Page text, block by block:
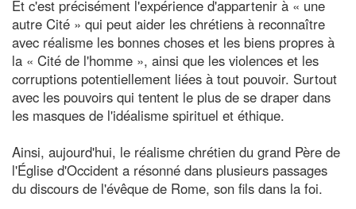
Et c'est précisément l'expérience d'appartenir à « une
autre Cité » qui peut aider les chrétiens à reconnaître
avec réalisme les bonnes choses et les biens propres à
la « Cité de l'homme », ainsi que les violences et les
corruptions potentiellement liées à tout pouvoir. Surtout
avec les pouvoirs qui tentent le plus de se draper dans
les masques de l'idéalisme spirituel et éthique.
Ainsi, aujourd'hui, le réalisme chrétien du grand Père de
l'Église d'Occident a résonné dans plusieurs passages
du discours de l'évêque de Rome, son fils dans la foi.